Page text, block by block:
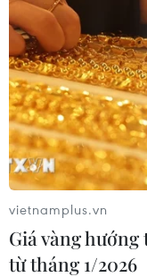
#Tiêu chí môi trường
vietnamplus.vn
Giá vàng
từ tháng 1/2026